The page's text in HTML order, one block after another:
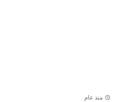
منذ عام